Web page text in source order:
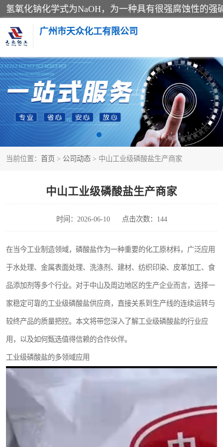
广州市天众化工有限公司
当前位置： 首页 > 公司动态 > 中山工业级磷酸盐生产商家
中山工业级磷酸盐生产商家
时间：2026-06-10 点击次数：144
在当今工业制造领域，磷酸盐作为一种重要的化工原材料，广泛应用
于水处理、金属表面处理、洗涤剂、建材、纺织印染、皮革加工、食
品添加剂等多个行业。对于中山及周边地区的生产企业而言，选择一
家稳定可靠的工业级磷酸盐供应商，直接关系到生产线的连续运转与
较终产品的质量把控。本文将带您深入了解工业级磷酸盐的行业应
用，以及如何甄选值得信赖的合作伙伴。
工业级磷酸盐的多领域应用
亚硝酸钠
纯碱
草酸
聚合氯化铝
焦亚硫酸钠
氯酸钠
磷酸氢二钾
过硫酸钠
尿素
聚合硫酸铁
大苏打